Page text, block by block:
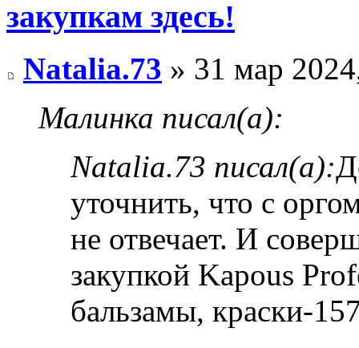
закупкам здесь!
Natalia.73 » 31 мар
Малинка писал(а):
Natalia.73 писал(а):
уточнить, что с
не отвечает. И
закупкой Kapous
бальзамы, краски-